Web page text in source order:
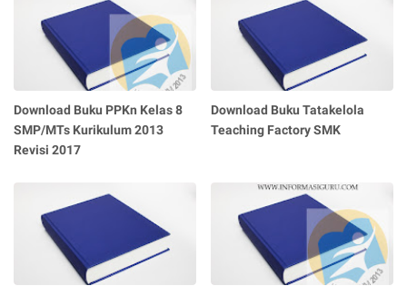
Download Buku PPKn Kelas 8
SMP/MTs Kurikulum 2013
Revisi 2017
Download Buku Tatakelola
Teaching Factory SMK